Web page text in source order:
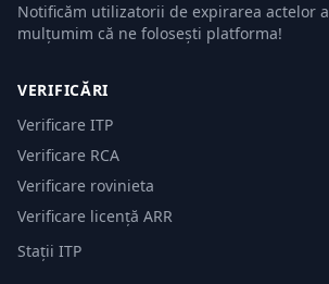
Notificăm utilizatorii de expirarea actelor
mulțumim că ne folosești platforma!
VERIFICĂRI
Verificare ITP
Verificare RCA
Verificare rovinieta
Verificare licență ARR
Stații ITP